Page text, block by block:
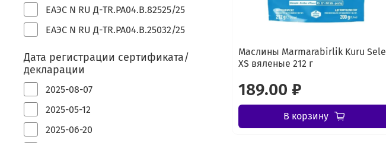
Маслины Marmarabirlik Kuru Sele
XS вяленые 212 г
189.00 ₽
В корзину
ЕАЭС N RU Д-TR.РА04.В.82525/25
ЕАЭС N RU Д-TR.РА04.В.25032/25
Дата регистрации сертификата/
декларации
2025-08-07
2025-05-12
2025-06-20